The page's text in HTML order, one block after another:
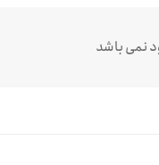
نمی باشد